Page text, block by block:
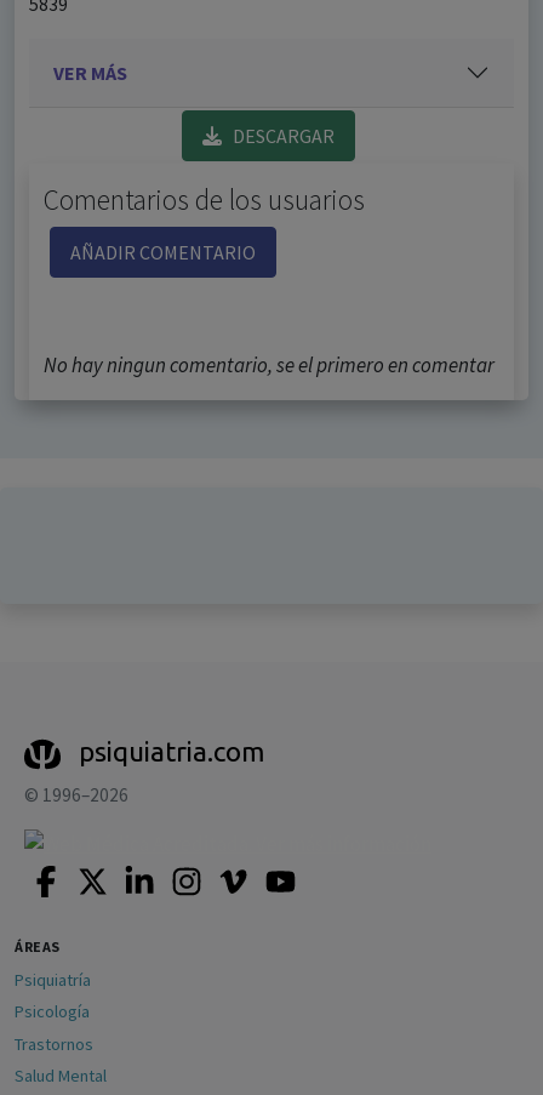
VER MÁS
DESCARGAR
Comentarios de los usuarios
AÑADIR COMENTARIO
No hay ningun comentario, se el primero en comentar
psiquiatria.com
© 1996–2026
ÁREAS
Psiquiatría
Psicología
Trastornos
Salud Mental